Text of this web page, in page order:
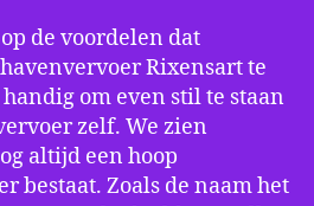
de voordelen dat
Rixensart te
om even stil te staan
zelf. We zien
altijd een hoop
bestaat. Zoals de naam het